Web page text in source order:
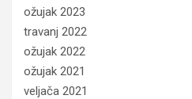
ožujak 2023
travanj 2022
ožujak 2022
ožujak 2021
veljača 2021